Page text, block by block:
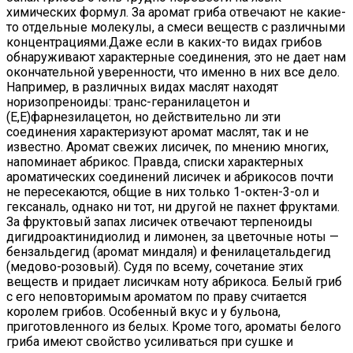
химических формул. За аромат гриба отвечают не какие-
то отдельные молекулы, а смеси веществ с различными
концентрациями.Даже если в каких-то видах грибов
обнаруживают характерные соединения, это не дает нам
окончательной уверенности, что именно в них все дело.
Например, в различных видах маслят находят
норизопреноиды: транс-геранилацетон и
(E,E)фарнезилацетон, но действительно ли эти
соединения характеризуют аромат маслят, так и не
известно. Аромат свежих лисичек, по мнению многих,
напоминает абрикос. Правда, списки характерных
ароматических соединений лисичек и абрикосов почти
не пересекаются, общие в них только 1-октен-3-ол и
гексаналь, однако ни тот, ни другой не пахнет фруктами.
За фруктовый запах лисичек отвечают терпеноиды
дигидроактинидиолид и лимонен, за цветочные ноты —
бензальдегид (аромат миндаля) и фенилацетальдегид
(медово-розовый). Судя по всему, сочетание этих
веществ и придает лисичкам ноту абрикоса. Белый гриб
с его неповторимым ароматом по праву считается
королем грибов. Особенный вкус и у бульона,
приготовленного из белых. Кроме того, ароматы белого
гриба имеют свойство усиливаться при сушке и